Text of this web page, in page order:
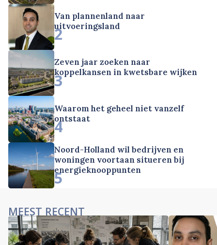
Van plannenland naar
uitvoeringsland
2
Zeven jaar zoeken naar
koppelkansen in kwetsbare wijken
3
Waarom het geheel niet vanzelf
ontstaat
4
Noord-Holland wil bedrijven en
woningen voortaan situeren bij
energieknooppunten
5
MEEST RECENT